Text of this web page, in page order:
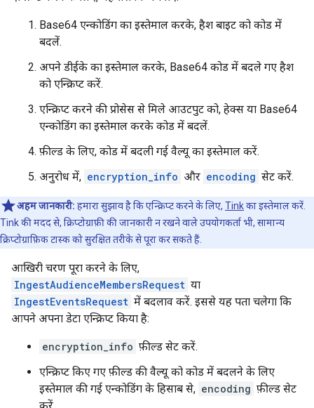
Base64 एन्कोडिंग का इस्तेमाल करके, हैश बाइट को कोड में
बदलें.
अपने डीईके का इस्तेमाल करके, Base64 कोड में बदले गए हैश
को एन्क्रिप्ट करें.
एन्क्रिप्ट करने की प्रोसेस से मिले आउटपुट को, हेक्स या Base64
एन्कोडिंग का इस्तेमाल करके कोड में बदलें.
फ़ील्ड के लिए, कोड में बदली गई वैल्यू का इस्तेमाल करें.
अनुरोध में, encryption_info और encoding सेट करें.
अहम जानकारी: हमारा सुझाव है कि एन्क्रिप्ट करने के लिए, Tinkका इस्तेमाल करें.
Tink की मदद से, क्रिप्टोग्राफ़ी की जानकारी न रखने वाले उपयोगकर्ता भी, सामान्य
क्रिप्टोग्राफ़िक टास्क को सुरक्षित तरीके से पूरा कर सकते हैं.
आखिरी चरण पूरा करने के लिए,
IngestAudienceMembersRequest या
IngestEventsRequest में बदलाव करें. इससे यह पता चलेगा कि
आपने अपना डेटा एन्क्रिप्ट किया है:
encryption_info फ़ील्ड सेट करें.
एन्क्रिप्ट किए गए फ़ील्ड की वैल्यू को कोड में बदलने के लिए
इस्तेमाल की गई एन्कोडिंग के हिसाब से, encoding फ़ील्ड सेट